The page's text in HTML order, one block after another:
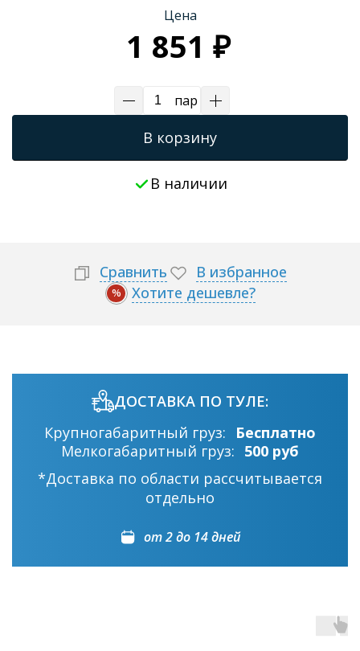
Трапы для душевых
Цена
1 851 ₽
пар
В корзину
В наличии
Сравнить В избранное
% Хотите дешевле?
ДОСТАВКА ПО ТУЛЕ:
Крупногабаритный груз:
Бесплатно
Мелкогабаритный груз: 500 руб
*Доставка по области рассчитывается
отдельно
от 2 до 14 дней